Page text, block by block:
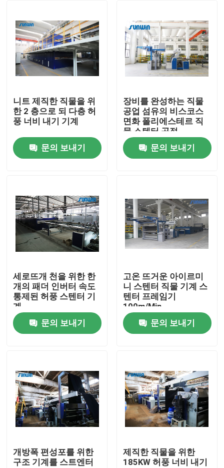
제품
우리에 대하여
공장 여행
품질 관리
연락주세요
직물 너비 내기 기계
구성 너비 내기 기계
니트 제직한 직물을 위
한 2 층으로 되 다층 허
풍 너비 내기 기계
문의 보내기
장비를 완성하는 직물
공업 섬유의 비스코스
면화 폴리에스테르 직
물 스텐터 공정
문의 보내기
세로뜨개 천을 위한 한
개의 패더 인버터 속도
통제된 허풍 스텐터 기
계
문의 보내기
고온 뜨거운 아이르미
니 스텐터 직물 기계 스
텐터 프레임기
100m/Min
문의 보내기
개방폭 편성포를 위한
구조 기계를 스트엔터
제직한 직물을 위한
185KW 허풍 너비 내기